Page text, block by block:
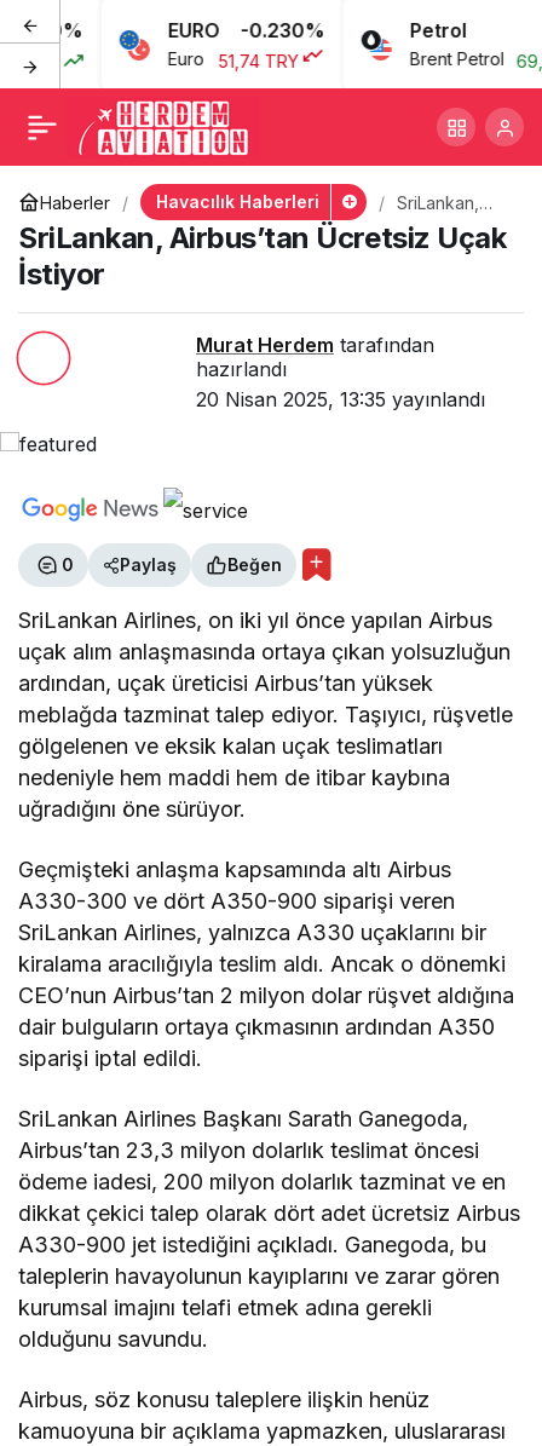
EURO -0.230%
Euro 51,74 TRY
Petrol
Brent Petrol 69,46
Haberler Havacılık Haberleri
SriLankan,
Airbus’tan
Ücretsiz Uçak
SriLankan, Airbus’tan Ücretsiz Uçak
İstiyor
Murat Herdem tarafından
hazırlandı
20 Nisan 2025, 13:35 yayınlandı
0 Paylaş Beğen
SriLankan Airlines, on iki yıl önce yapılan Airbus
uçak alım anlaşmasında ortaya çıkan yolsuzluğun
ardından, uçak üreticisi Airbus’tan yüksek
meblağda tazminat talep ediyor. Taşıyıcı, rüşvetle
gölgelenen ve eksik kalan uçak teslimatları
nedeniyle hem maddi hem de itibar kaybına
uğradığını öne sürüyor.
Geçmişteki anlaşma kapsamında altı Airbus
A330-300 ve dört A350-900 siparişi veren
SriLankan Airlines, yalnızca A330 uçaklarını bir
kiralama aracılığıyla teslim aldı. Ancak o dönemki
CEO’nun Airbus’tan 2 milyon dolar rüşvet aldığına
dair bulguların ortaya çıkmasının ardından A350
siparişi iptal edildi.
SriLankan Airlines Başkanı Sarath Ganegoda,
Airbus’tan 23,3 milyon dolarlık teslimat öncesi
ödeme iadesi, 200 milyon dolarlık tazminat ve en
dikkat çekici talep olarak dört adet ücretsiz Airbus
A330-900 jet istediğini açıkladı. Ganegoda, bu
taleplerin havayolunun kayıplarını ve zarar gören
kurumsal imajını telafi etmek adına gerekli
olduğunu savundu.
Airbus, söz konusu taleplere ilişkin henüz
kamuoyuna bir açıklama yapmazken, uluslararası
SriLankan, Airbus’tan
Ücretsiz Uçak İstiyor
+ -